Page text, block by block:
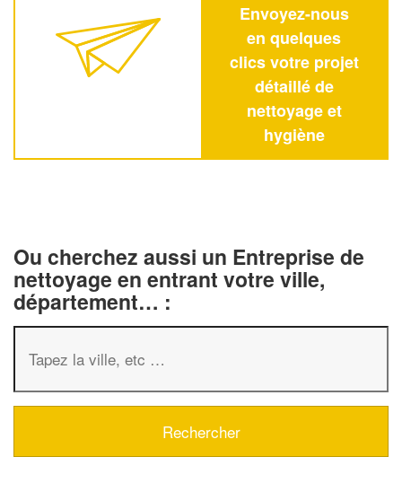
Envoyez-nous
en quelques
clics votre projet
détaillé de
nettoyage et
hygiène
Ou cherchez aussi un Entreprise de
nettoyage en entrant votre ville,
département… :